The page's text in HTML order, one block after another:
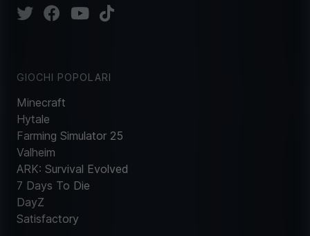
GIOCHI POPOLARI
Minecraft
Hytale
Farming Simulator 25
Valheim
ARK: Survival Evolved
7 Days To Die
DayZ
Satisfactory